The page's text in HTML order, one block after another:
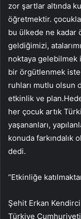
zor şartlar altında
öğretmektir.
bu ülkede ne kadar
geldiğimizi,
noktaya gelebilmek
bir örgütlenmek
ruhları mutlu olsun
etkinlik ve
her çocuk artık
yaşananları,
konuda farkındalık
dedi.
“Etkinliğe
Şehit Erkan
Türkiye